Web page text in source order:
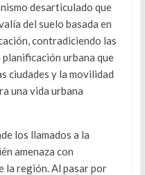
desarticulado que
del suelo basada en
contradiciendo las
urbana que
ciudades y la movilidad
una vida urbana
los llamados a la
amenaza con
la región. Al pasar por